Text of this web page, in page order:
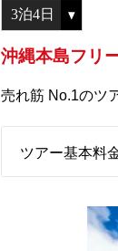
沖縄本島フリ
売れ筋 No.1のツ
ツアー基本料